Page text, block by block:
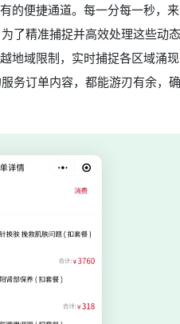
的便捷通道。每一分每一秒，
了精准捕捉并高效处理这些动
地域限制，实时捕捉各区域涌
务订单内容，都能游刃有余，